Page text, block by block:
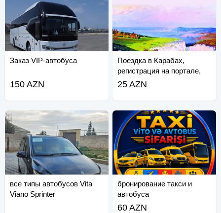
Заказ VIP-автобуса
150 AZN
Поездка в Карабах,
регистрация на портале,
транспорт.
25 AZN
все типы автобусов Vita
Viano Sprinter
бронирование такси и
автобуса
60 AZN